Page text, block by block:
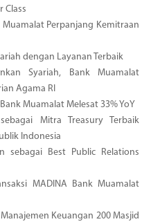
Class
Perpanjang Kemitraan
dengan Layanan Terbaik
Syariah, Bank Muamalat
Agama RI
Muamalat Melesat 33% YoY
Mitra Treasury Terbaik
Indonesia
sebagai Best Public Relations
MADINA Bank Muamalat
Keuangan 200 Masjid